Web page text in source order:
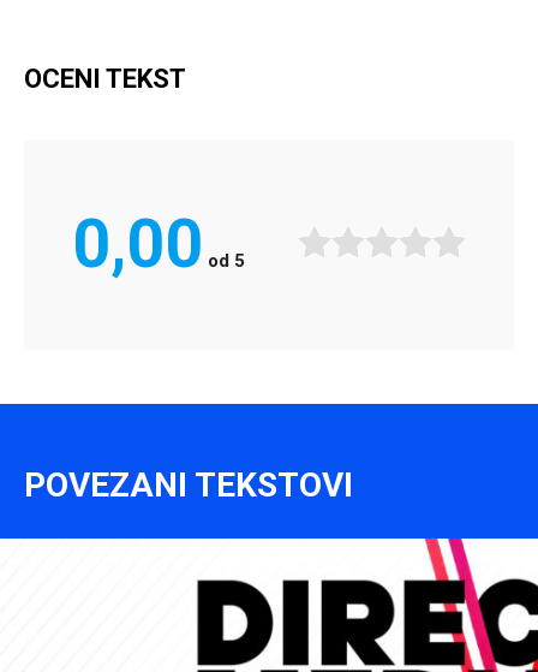
OCENI TEKST
0,00 od 5
POVEZANI TEKSTOVI